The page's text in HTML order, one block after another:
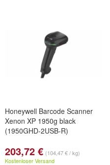
Honeywell Barcode Scanner
Xenon XP 1950g black
(1950GHD-2USB-R)
203,72 € (104,47 € / kg)
Kostenloser Versand